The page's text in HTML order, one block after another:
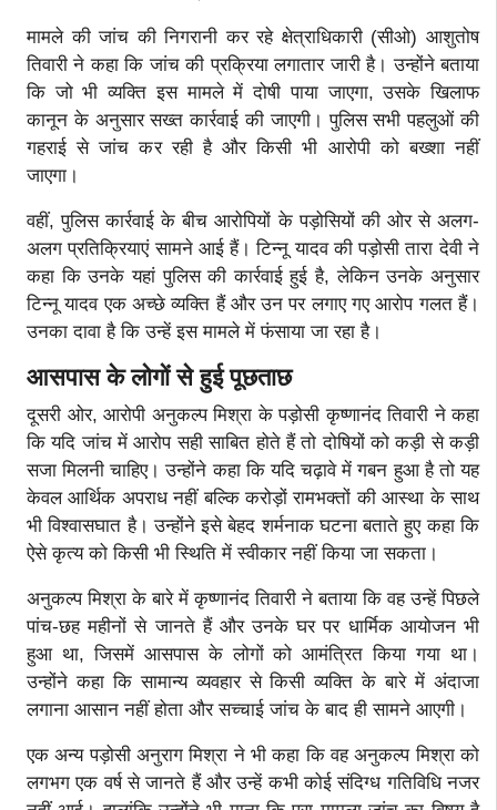
मामले की जांच की निगरानी कर रहे क्षेत्राधिकारी (सीओ) आशुतोष
तिवारी ने कहा कि जांच की प्रक्रिया लगातार जारी है। उन्होंने बताया
कि जो भी व्यक्ति इस मामले में दोषी पाया जाएगा, उसके खिलाफ
कानून के अनुसार सख्त कार्रवाई की जाएगी। पुलिस सभी पहलुओं की
गहराई से जांच कर रही है और किसी भी आरोपी को बख्शा नहीं
जाएगा।
वहीं, पुलिस कार्रवाई के बीच आरोपियों के पड़ोसियों की ओर से अलग-
अलग प्रतिक्रियाएं सामने आई हैं। टिन्नू यादव की पड़ोसी तारा देवी ने
कहा कि उनके यहां पुलिस की कार्रवाई हुई है, लेकिन उनके अनुसार
टिन्नू यादव एक अच्छे व्यक्ति हैं और उन पर लगाए गए आरोप गलत हैं।
उनका दावा है कि उन्हें इस मामले में फंसाया जा रहा है।
आसपास के लोगों से हुई पूछताछ
दूसरी ओर, आरोपी अनुकल्प मिश्रा के पड़ोसी कृष्णानंद तिवारी ने कहा
कि यदि जांच में आरोप सही साबित होते हैं तो दोषियों को कड़ी से कड़ी
सजा मिलनी चाहिए। उन्होंने कहा कि यदि चढ़ावे में गबन हुआ है तो यह
केवल आर्थिक अपराध नहीं बल्कि करोड़ों रामभक्तों की आस्था के साथ
भी विश्वासघात है। उन्होंने इसे बेहद शर्मनाक घटना बताते हुए कहा कि
ऐसे कृत्य को किसी भी स्थिति में स्वीकार नहीं किया जा सकता।
अनुकल्प मिश्रा के बारे में कृष्णानंद तिवारी ने बताया कि वह उन्हें पिछले
पांच-छह महीनों से जानते हैं और उनके घर पर धार्मिक आयोजन भी
हुआ था, जिसमें आसपास के लोगों को आमंत्रित किया गया था।
उन्होंने कहा कि सामान्य व्यवहार से किसी व्यक्ति के बारे में अंदाजा
लगाना आसान नहीं होता और सच्चाई जांच के बाद ही सामने आएगी।
एक अन्य पड़ोसी अनुराग मिश्रा ने भी कहा कि वह अनुकल्प मिश्रा को
लगभग एक वर्ष से जानते हैं और उन्हें कभी कोई संदिग्ध गतिविधि नजर